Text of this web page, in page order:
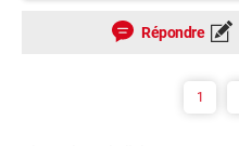
Répondre
1